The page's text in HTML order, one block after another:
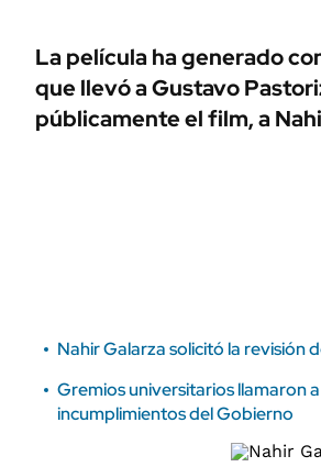
La película ha generado
que llevó aGustavo
públicamente el film, a
Nahir Galarza solicitó la revisión
Gremios universitarios llamaron
incumplimientos del Gobierno